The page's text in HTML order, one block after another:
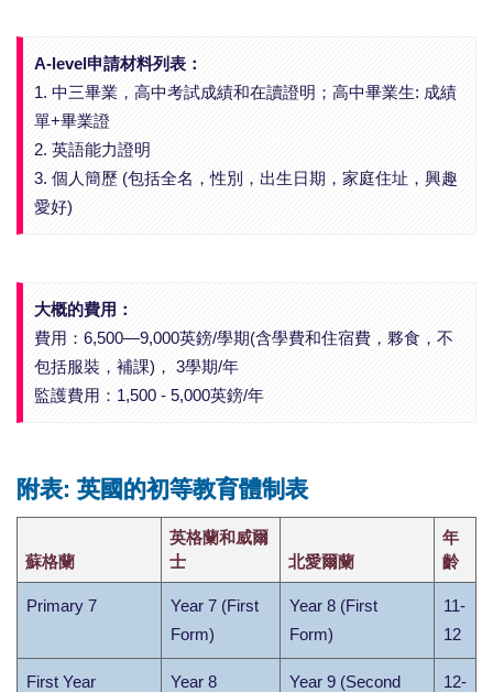
A-level申請材料列表：
1. 中三畢業，高中考試成績和在讀證明；高中畢業生: 成績
單+畢業證
2. 英語能力證明
3. 個人簡歷 (包括全名，性別，出生日期，家庭住址，興趣
愛好)
大概的費用：
費用：6,500—9,000英鎊/學期(含學費和住宿費，夥食，不
包括服裝，補課)， 3學期/年
監護費用：1,500 - 5,000英鎊/年
附表: 英國的初等教育體制表
蘇格蘭
英格蘭和威爾
士
北愛爾蘭
年
齡
Primary 7
Year 7 (First
Form)
Year 8 (First
Form)
11-
12
First Year
Year 8
Year 9 (Second
12-